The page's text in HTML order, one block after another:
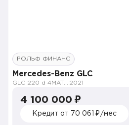
РОЛЬФ ФИНАНС
Mercedes-Benz GLC
2021
4 100 000 ₽
Кредит от 70 061 ₽/мес